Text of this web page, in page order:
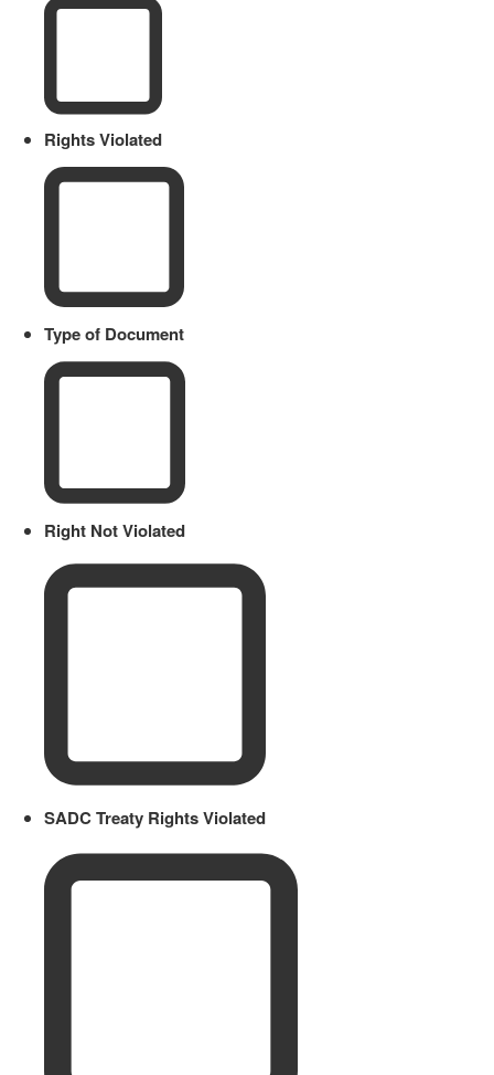
Rights Violated
Type of Document
Right Not Violated
SADC Treaty Rights Violated